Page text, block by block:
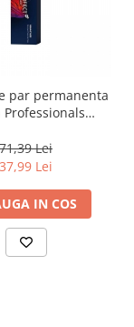
par permanenta
Professionals
Intens Rosu
60 ml
71,39 Lei
37,99 Lei
IN COS